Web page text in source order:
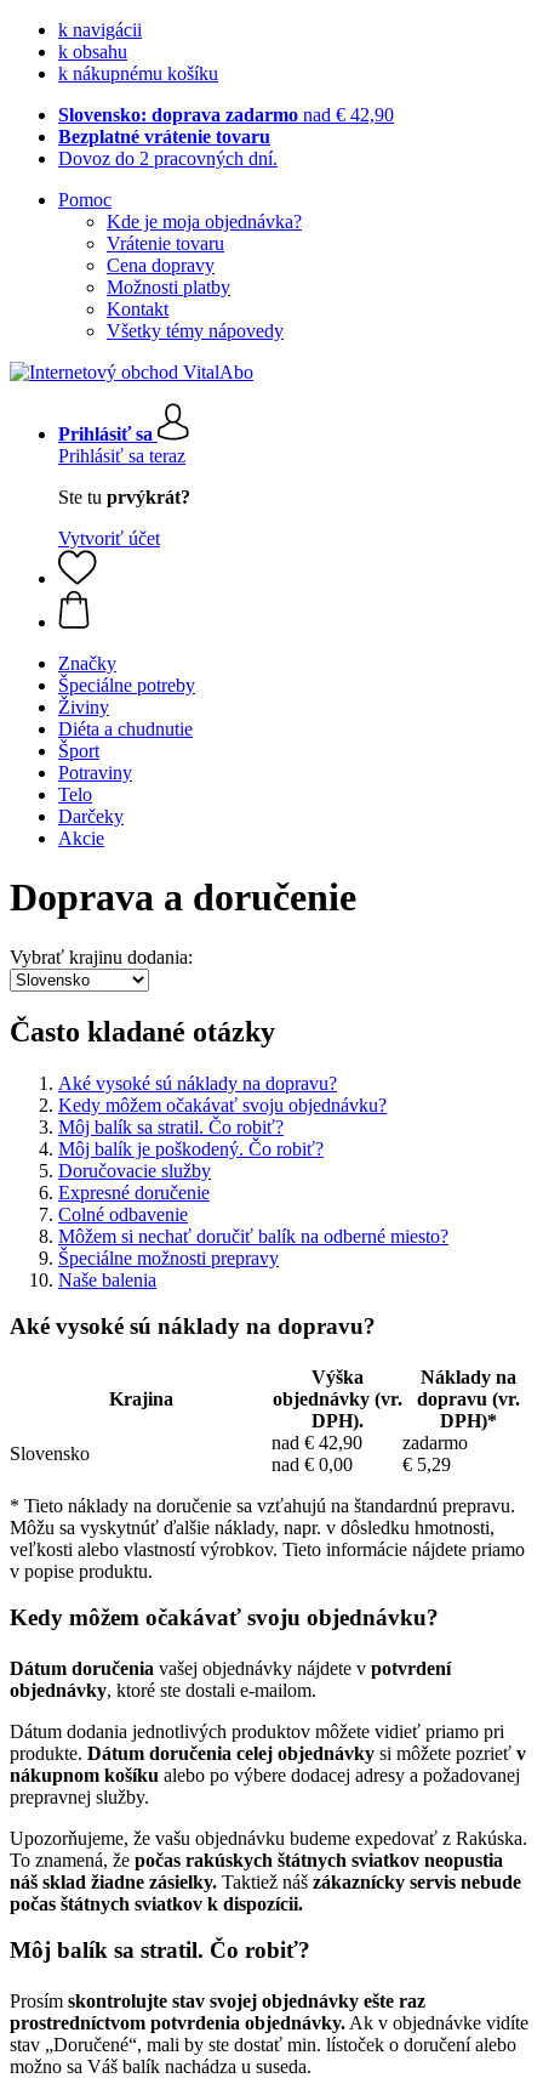
k navigácii
k obsahu
k nákupnému košíku
Slovensko: doprava zadarmo nad € 42,90
Bezplatné vrátenie tovaru
Dovoz do 2 pracovných dní.
Pomoc
Kde je moja objednávka?
Vrátenie tovaru
Cena dopravy
Možnosti platby
Kontakt
Všetky témy nápovedy
Prihlásiť sa
Prihlásiť sa teraz
Ste tu prvýkrát?
Vytvoriť účet
Značky
Špeciálne potreby
Živiny
Diéta a chudnutie
Šport
Potraviny
Telo
Darčeky
Akcie
Doprava a doručenie
Vybrať krajinu dodania:
Často kladané otázky
Aké vysoké sú náklady na dopravu?
Kedy môžem očakávať svoju objednávku?
Môj balík sa stratil. Čo robiť?
Môj balík je poškodený. Čo robiť?
Doručovacie služby
Expresné doručenie
Colné odbavenie
Môžem si nechať doručiť balík na odberné miesto?
Špeciálne možnosti prepravy
Naše balenia
Aké vysoké sú náklady na dopravu?
Krajina
Výška
objednávky (vr.
DPH).
Náklady na
dopravu (vr.
DPH)*
Slovensko
nad € 42,90
zadarmo
nad € 0,00
€ 5,29
* Tieto náklady na doručenie sa vzťahujú na štandardnú prepravu.
Môžu sa vyskytnúť ďalšie náklady, napr. v dôsledku hmotnosti,
veľkosti alebo vlastností výrobkov. Tieto informácie nájdete priamo
v popise produktu.
Kedy môžem očakávať svoju objednávku?
Dátum doručenia vašej objednávky nájdete v potvrdení
objednávky, ktoré ste dostali e-mailom.
Dátum dodania jednotlivých produktov môžete vidieť priamo pri
produkte. Dátum doručenia celej objednávky si môžete pozrieť v
nákupnom košíku alebo po výbere dodacej adresy a požadovanej
prepravnej služby.
Upozorňujeme, že vašu objednávku budeme expedovať z Rakúska.
To znamená, že počas rakúskych štátnych sviatkov neopustia
náš sklad žiadne zásielky. Taktiež náš zákaznícky servis nebude
počas štátnych sviatkov k dispozícii.
Môj balík sa stratil. Čo robiť?
Prosím skontrolujte stav svojej objednávky ešte raz
prostredníctvom potvrdenia objednávky. Ak v objednávke vidíte
stav „Doručené“, mali by ste dostať min. lístoček o doručení alebo
možno sa Váš balík nachádza u suseda.